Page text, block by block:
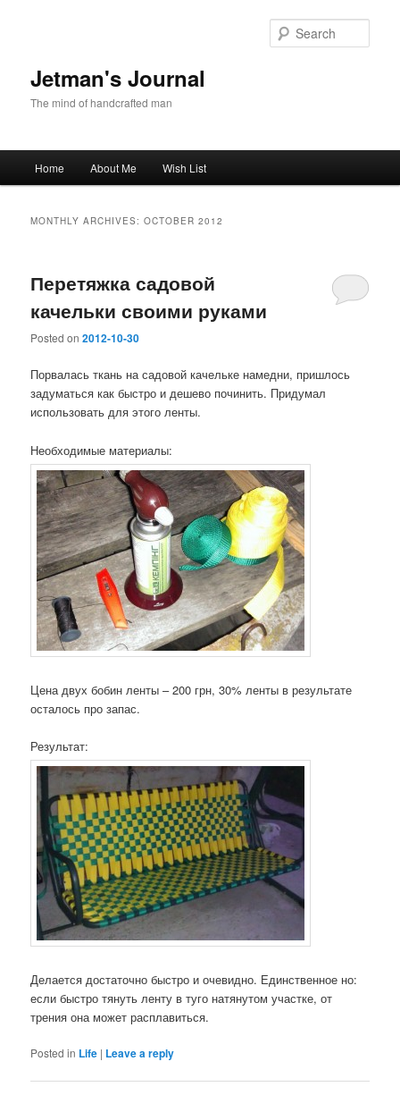
Jetman's Journal
The mind of handcrafted man
Home About Me Wish List
MONTHLY ARCHIVES:OCTOBER 2012
Перетяжка садовой
качельки своими руками
Posted on2012-10-30
Порвалась ткань на садовой качельке намедни, пришлось
задуматься как быстро и дешево починить. Придумал
использовать для этого ленты.
Необходимые материалы:
Цена двух бобин ленты – 200 грн, 30% ленты в результате
осталось про запас.
Результат:
Делается достаточно быстро и очевидно. Единственное но:
если быстро тянуть ленту в туго натянутом участке, от
трения она может расплавиться.
Posted in Life | Leave a reply